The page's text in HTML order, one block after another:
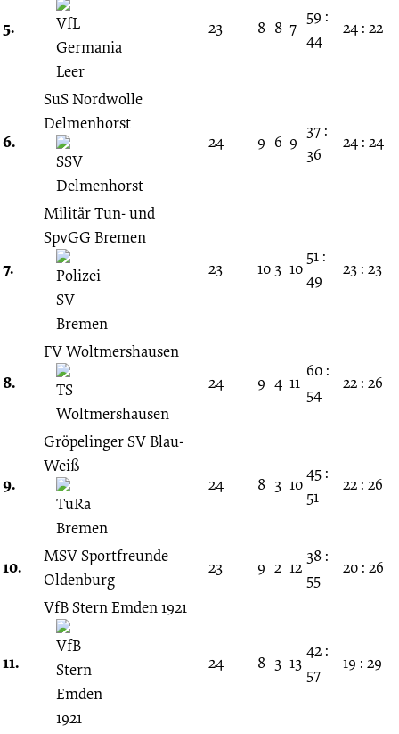
5. 23 8 8 7
59 :
44
24 : 22
6.
SuS Nordwolle
Delmenhorst
24
9 6 9
37 :
36
24 : 24
7.
Militär Tun- und
SpvGG Bremen
23
10 3 10
51 :
49
23 : 23
8.
FV Woltmershausen
24
9 4 11
60 :
54
22 : 26
9.
Gröpelinger SV Blau-
Weiß
24
8 3 10
45 :
51
22 : 26
10.
MSV Sportfreunde
Oldenburg
23 9 2 12
38 :
55
20 : 26
11.
VfB Stern Emden 1921
24 8 3 13
42 :
57
19 : 29